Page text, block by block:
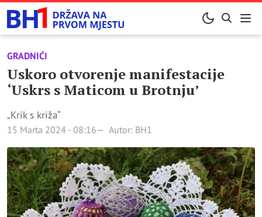
GRADNIĆI
Uskoro otvorenje manifestacije
‘Uskrs s Maticom u Brotnju’
„Krik s križa“
15 Marta 2024 - 08:16 Autor: BH1